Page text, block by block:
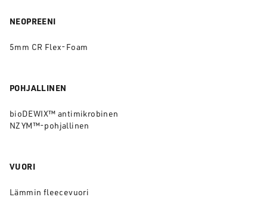
NEOPREENI
5mm CR Flex-Foam
POHJALLINEN
bioDEWIX™ antimikrobinen
NZYM™-pohjallinen
VUORI
Lämmin fleecevuori